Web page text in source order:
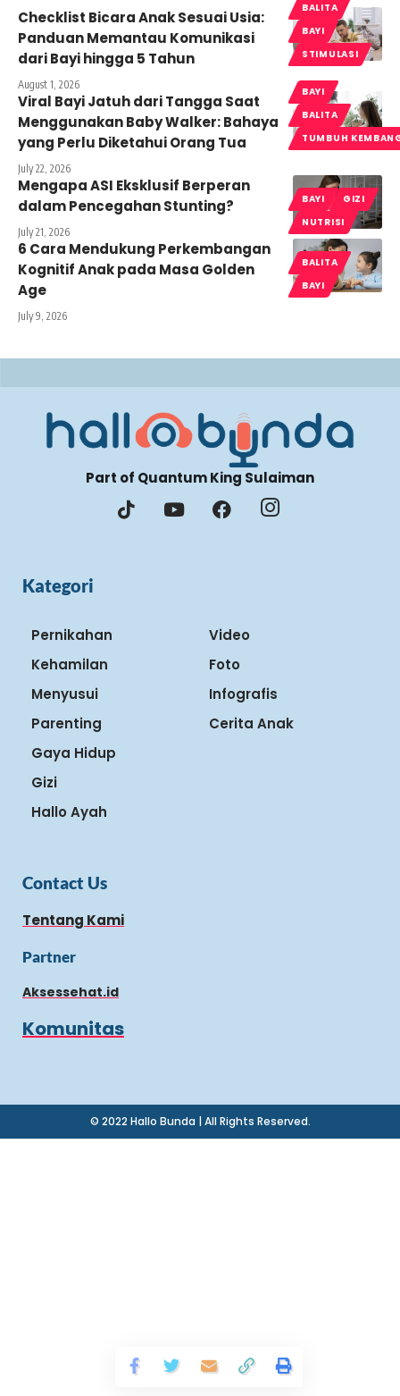
BALITA
BAYI
STIMULASI
Checklist Bicara Anak Sesuai Usia:
Panduan Memantau Komunikasi
dari Bayi hingga 5 Tahun
August 1, 2026
BAYI
BALITA
TUMBUH
Viral Bayi Jatuh dari Tangga Saat
Menggunakan Baby Walker: Bahaya
yang Perlu Diketahui Orang Tua
July 22, 2026
BAYI
GIZI
NUTRISI
Mengapa ASI Eksklusif Berperan
dalam Pencegahan Stunting?
July 21, 2026
BALITA
BAYI
6 Cara Mendukung Perkembangan
Kognitif Anak pada Masa Golden
Age
July 9, 2026
Part of Quantum King Sulaiman
Kategori
Pernikahan
Kehamilan
Menyusui
Parenting
Gaya Hidup
Gizi
Hallo Ayah
Video
Foto
Infografis
Cerita Anak
Contact Us
Tentang Kami
Partner
Aksessehat.id
Komunitas
© 2022 Hallo Bunda | All Rights Reserved.